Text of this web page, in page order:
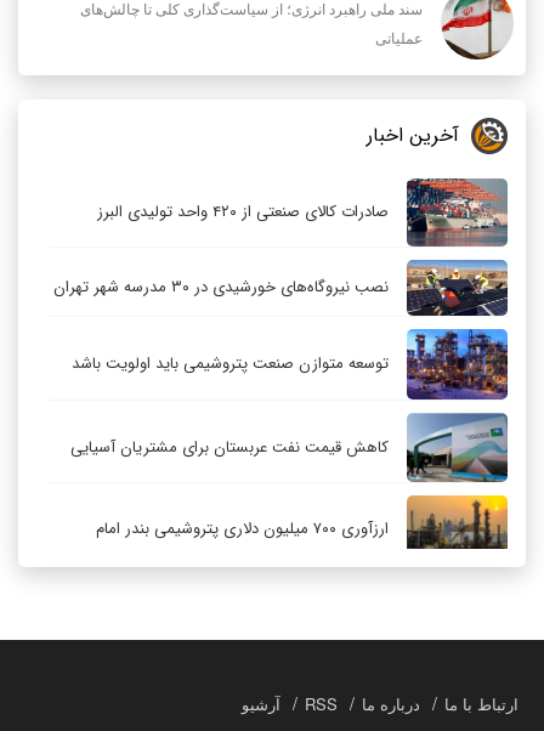
سند ملی راهبرد انرژی؛ از سیاست‌گذاری کلی تا چالش‌های
عملیاتی
آخرین اخبار
صادرات کالای صنعتی از ۴۲۰ واحد تولیدی البرز
نصب نیروگاه‌های خورشیدی در ۳۰ مدرسه شهر تهران
توسعه متوازن صنعت پتروشیمی باید اولویت باشد
کاهش قیمت نفت عربستان برای مشتریان آسیایی
ارزآوری ۷۰۰ میلیون دلاری پتروشیمی بندر امام
ارتباط با ما درباره ما RSS آرشیو